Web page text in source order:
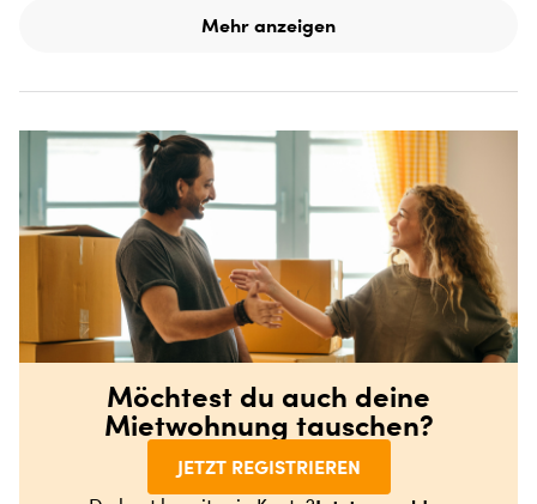
Mehr anzeigen
Möchtest du auch deine
Mietwohnung tauschen?
JETZT REGISTRIEREN